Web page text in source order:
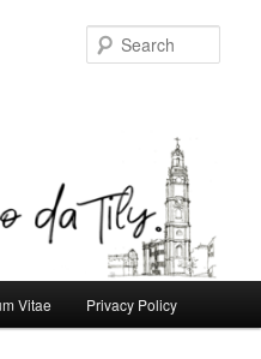
Vitae Privacy Policy